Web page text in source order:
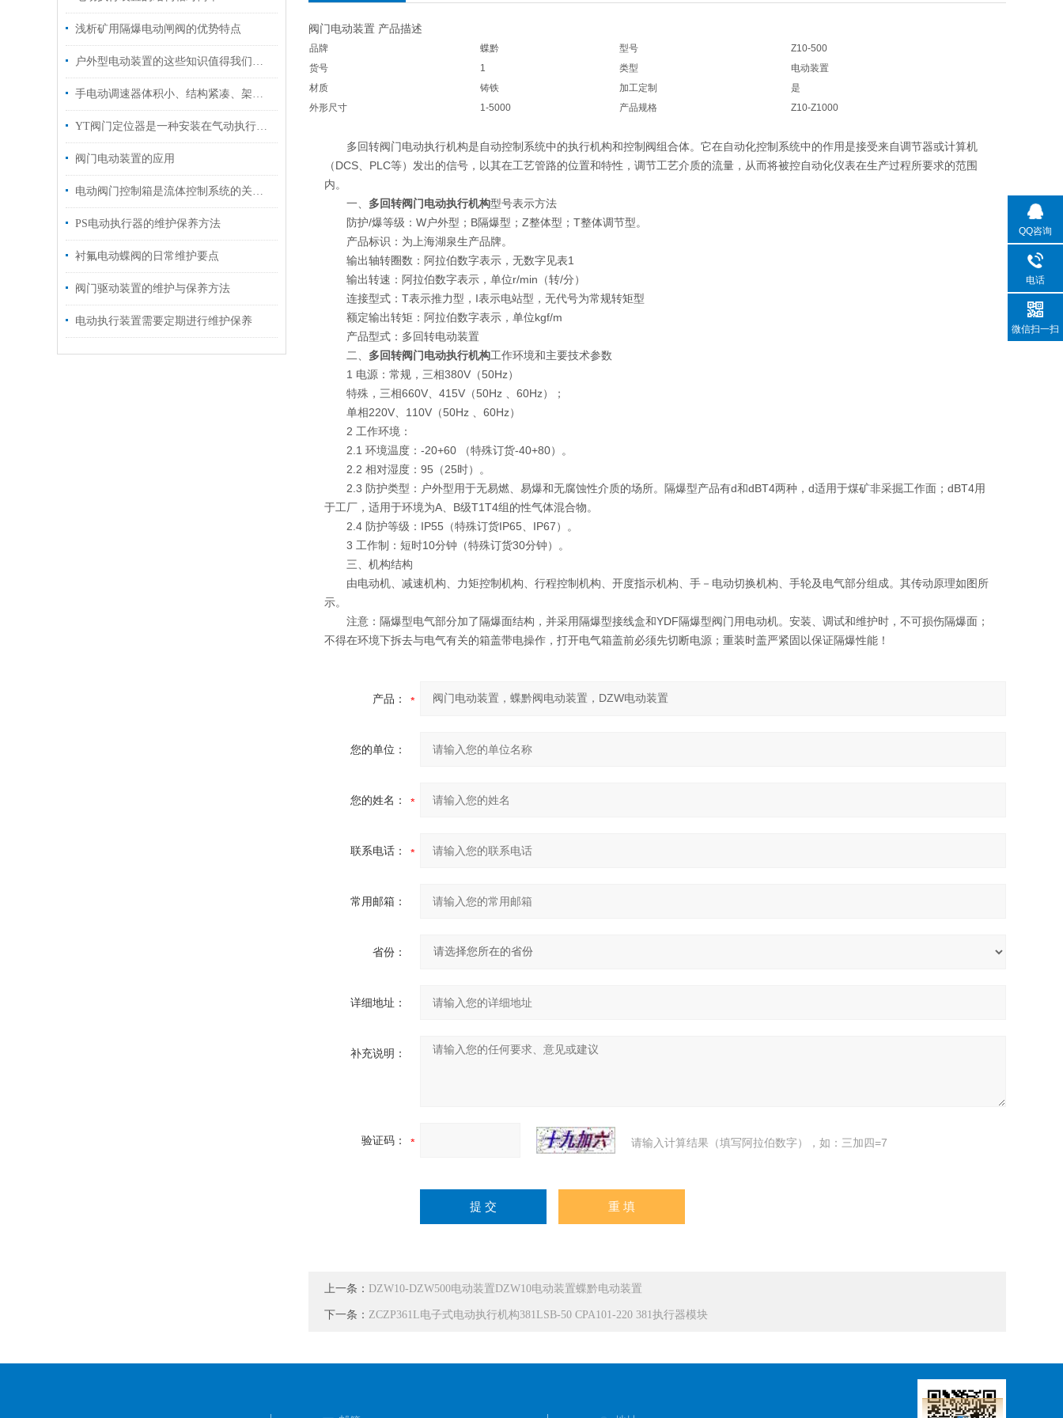
浅析矿用隔爆电动闸阀的优势特点
户外型电动装置的这些知识值得我们学习
手电动调速器体积小、结构紧凑、架构合理
YT阀门定位器是一种安装在气动执行机构上的反馈控制装置
阀门电动装置的应用
电动阀门控制箱是流体控制系统的关键组件
PS电动执行器的维护保养方法
衬氟电动蝶阀的日常维护要点
阀门驱动装置的维护与保养方法
电动执行装置需要定期进行维护保养
阀门电动装置 产品描述
品牌 蝶黔 型号
Z10-500
货号
1 类型
电动装置
材质
铸铁 加工定制
是
外形尺寸
1-5000 产品规格 Z10-Z1000
多回转阀门电动执行机构是自动控制系统中的执行机构和控制阀组合体。它在自动化控制系统中的作用是接受来自调节器或计算机
（DCS、PLC等）发出的信号，以其在工艺管路的位置和特性，调节工艺介质的流量，从而将被控自动化仪表在生产过程所要求的范围
内。
一、 多回转阀门电动执行机构型号表示方法
防护/爆等级：W户外型；B隔爆型；Z整体型；T整体调节型。
产品标识：为上海湖泉生产品牌。
输出轴转圈数：阿拉伯数字表示，无数字见表1
输出转速：阿拉伯数字表示，单位r/min（转/分）
连接型式：T表示推力型，I表示电站型，无代号为常规转矩型
额定输出转矩：阿拉伯数字表示，单位kgf/m
产品型式：多回转电动装置
二、 多回转阀门电动执行机构工作环境和主要技术参数
1 电源：常规，三相380V（50Hz）
特殊，三相660V、415V（50Hz 、60Hz）；
单相220V、110V（50Hz 、60Hz）
2 工作环境：
2.1 环境温度：-20+60 （特殊订货-40+80）。
2.2 相对湿度：95（25时）。
2.3 防护类型：户外型用于无易燃、易爆和无腐蚀性介质的场所。隔爆型产品有d和dBT4两种，d适用于煤矿非采掘工作面；dBT4用
于工厂，适用于环境为A、B级T1T4组的性气体混合物。
2.4 防护等级：IP55（特殊订货IP65、IP67）。
3 工作制：短时10分钟（特殊订货30分钟）。
三、机构结构
由电动机、减速机构、力矩控制机构、行程控制机构、开度指示机构、手－电动切换机构、手轮及电气部分组成。其传动原理如图所
示。
注意：隔爆型电气部分加了隔爆面结构，并采用隔爆型接线盒和YDF隔爆型阀门用电动机。安装、调试和维护时，不可损伤隔爆面；
不得在环境下拆去与电气有关的箱盖带电操作，打开电气箱盖前必须先切断电源；重装时盖严紧固以保证隔爆性能！
产品：
您的单位：
您的姓名：
联系电话：
常用邮箱：
省份：
详细地址：
补充说明：
验证码： 请输入计算结果（填写阿拉伯数字），如：三加四=7
上一条： DZW10-DZW500电动装置DZW10电动装置蝶黔电动装置
下一条： ZCZP361L电子式电动执行机构381LSB-50 CPA101-220 381执行器模块
QQ咨询
电话
微信扫一扫